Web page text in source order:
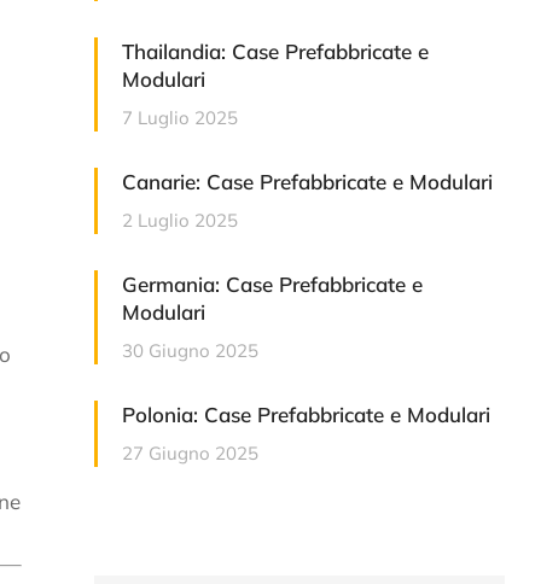
Thailandia: Case Prefabbricate e
Modulari
7 Luglio 2025
Canarie: Case Prefabbricate e Modulari
2 Luglio 2025
Germania: Case Prefabbricate e
Modulari
30 Giugno 2025
Polonia: Case Prefabbricate e Modulari
27 Giugno 2025